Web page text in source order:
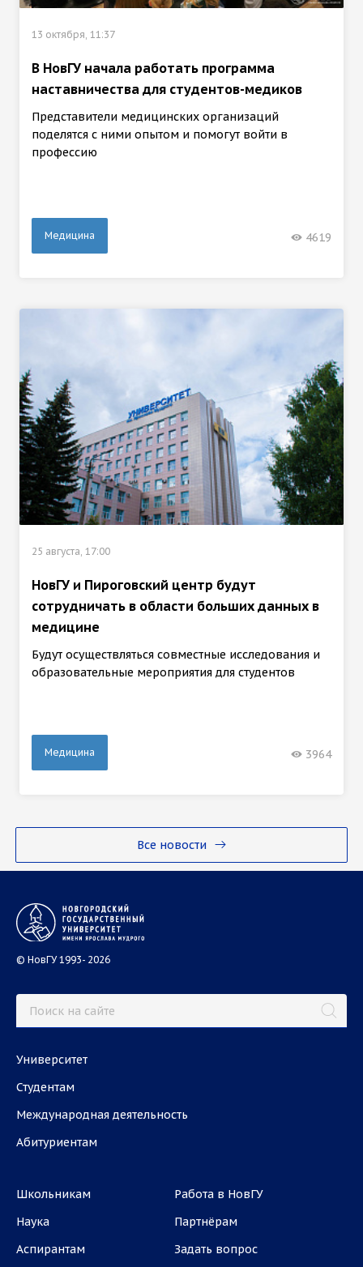
Все новости
13 октября, 11:37
В НовГУ начала работать программа
наставничества для студентов-медиков
Представители медицинских организаций
поделятся с ними опытом и помогут войти в
профессию
Медицина 4619
25 августа, 17:00
НовГУ и Пироговский центр будут
сотрудничать в области больших данных в
медицине
Будут осуществляться совместные исследования и
образовательные мероприятия для студентов
Медицина 3964
© НовГУ 1993- 2026
Университет
Студентам
Международная деятельность
Абитуриентам
Школьникам
Наука
Аспирантам
Работа в НовГУ
Партнёрам
Задать вопрос